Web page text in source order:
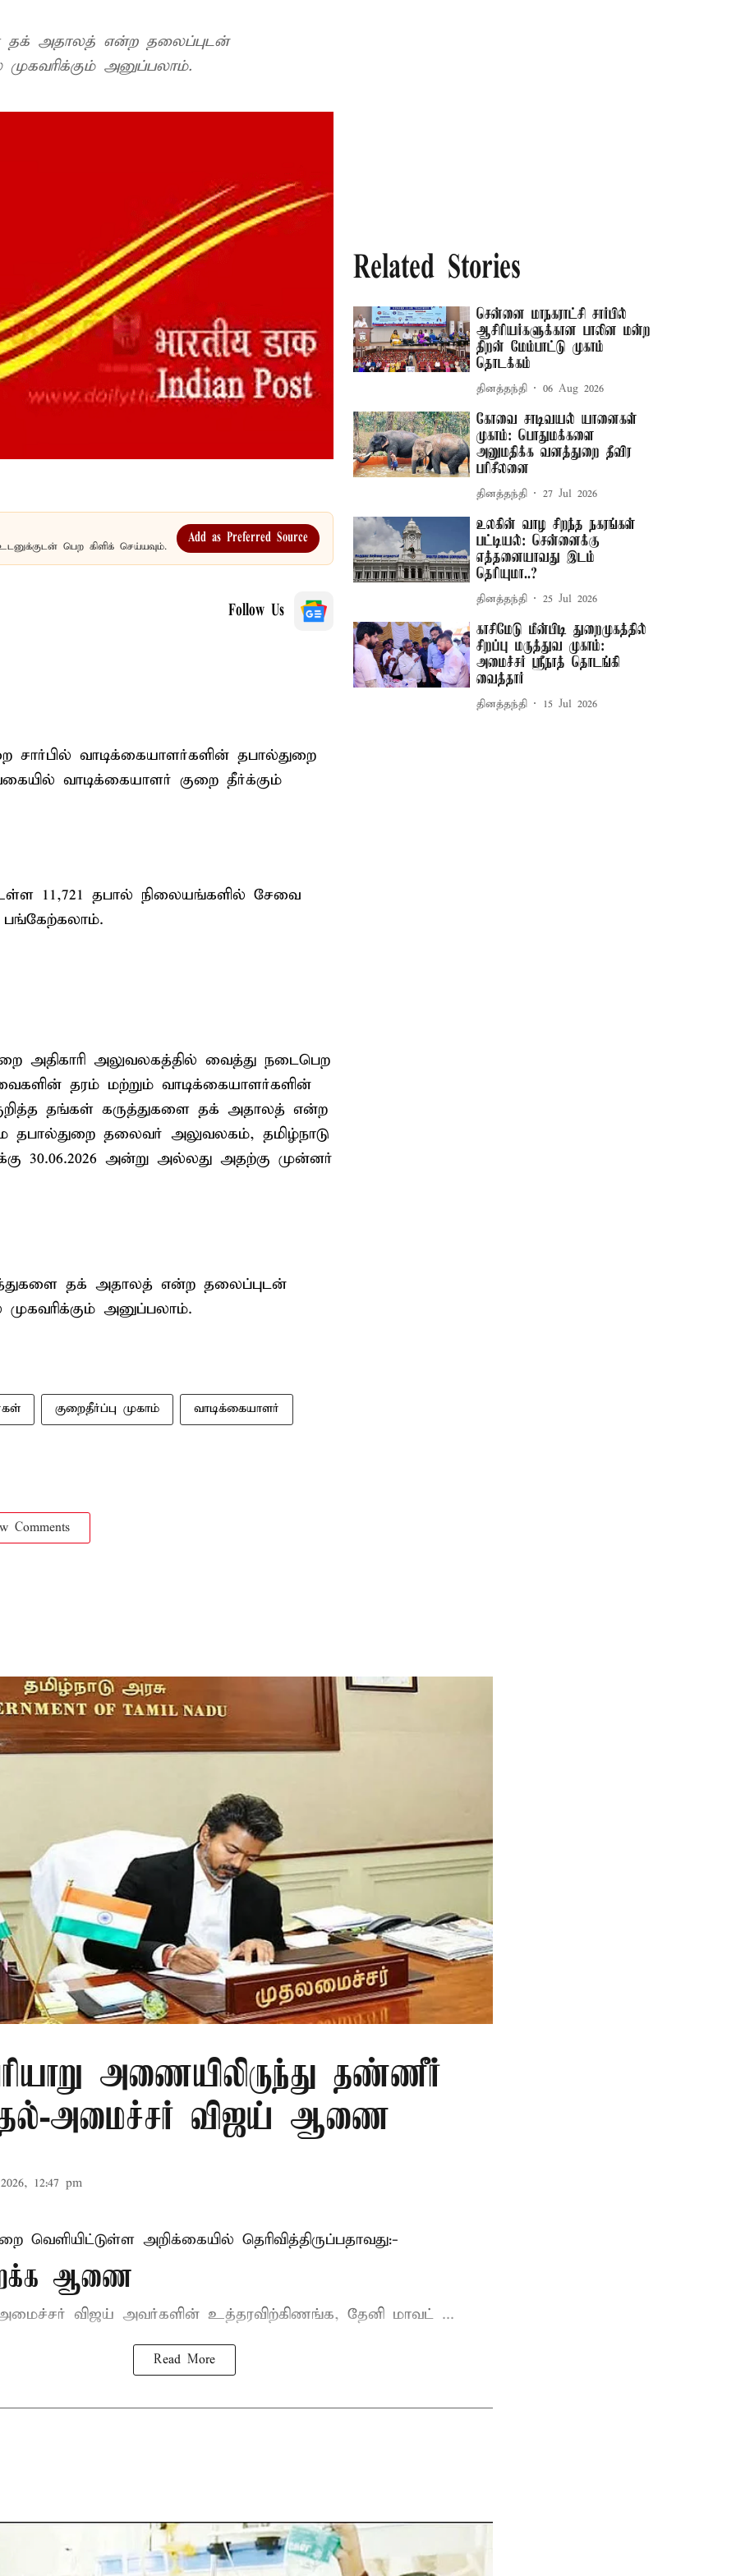
தக் அதாலத் என்ற தலைப்புடன்
அனுப்பலாம்.
பெற கிளிக் செய்யவும்.
Add as Preferred Source
Follow Us
சார்பில் வாடிக்கையாளர்களின் தபால்துறை
வாடிக்கையாளர் குறை தீர்க்கும்
உள்ள 11,721 தபால் நிலையங்களில் சேவை
அலுவலகத்தில் வைத்து நடைபெற
தரம் மற்றும் வாடிக்கையாளர்களின்
தங்கள் கருத்துகளை தக் அதாலத் என்ற
தலைவர் அலுவலகம், தமிழ்நாடு
30.06.2026 அன்று அல்லது அதற்கு முன்னர்
தக் அதாலத் என்ற தலைப்புடன்
அனுப்பலாம்.
குறைதீர்ப்பு முகாம் வாடிக்கையாளர்
Comments
Related Stories
சென்னை மாநகராட்சி சார்பில்
ஆசிரியர்களுக்கான பாலின மன்ற
திறன் மேம்பாட்டு முகாம்
தொடக்கம்
தினத்தந்தி 06 Aug 2026
கோவை சாடிவயல் யானைகள்
முகாம்: பொதுமக்களை
அனுமதிக்க வனத்துறை தீவிர
பரிசீலனை
தினத்தந்தி 27 Jul 2026
உலகின் வாழ சிறந்த நகரங்கள்
பட்டியல்: சென்னைக்கு
எத்தனையாவது இடம்
தெரியுமா..?
தினத்தந்தி 25 Jul 2026
காசிமேடு மீன்பிடி துறைமுகத்தில்
சிறப்பு மருத்துவ முகாம்:
அமைச்சர் ஸ்ரீநாத் தொடங்கி
வைத்தார்
தினத்தந்தி 15 Jul 2026
அணையிலிருந்து தண்ணீர்
அமைச்சர் விஜய் ஆணை
12:47 pm
வெளியிட்டுள்ள அறிக்கையில் தெரிவித்திருப்பதாவது:-
ஆணை
விஜய் அவர்களின் உத்தரவிற்கிணங்க, தேனி மாவட் ...
Read More